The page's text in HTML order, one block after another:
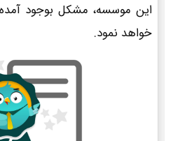
این موسسه، مشکل بوجود
خواهد نمود.